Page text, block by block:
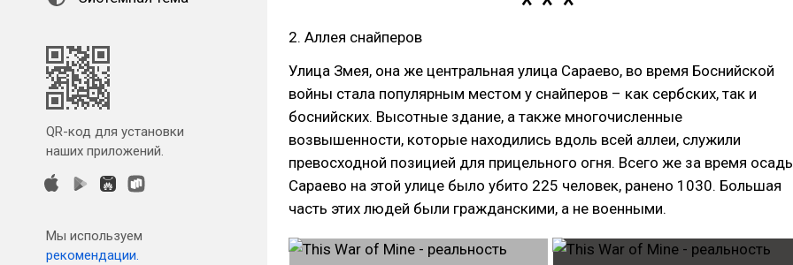
QR-код для установки
наших приложений.
Мы используем
рекомендации.
2. Аллея снайперов
Улица Змея, она же центральная улица Сараево, во время Боснийской
войны стала популярным местом у снайперов – как сербских, так и
боснийских. Высотные здание, а также многочисленные
возвышенности, которые находились вдоль всей аллеи, служили
превосходной позицией для прицельного огня. Всего же за время
Сараево на этой улице было убито 225 человек, ранено 1030. Большая
часть этих людей были гражданскими, а не военными.